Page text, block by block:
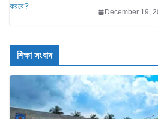
December 19,
শিক্ষা সংবাদ